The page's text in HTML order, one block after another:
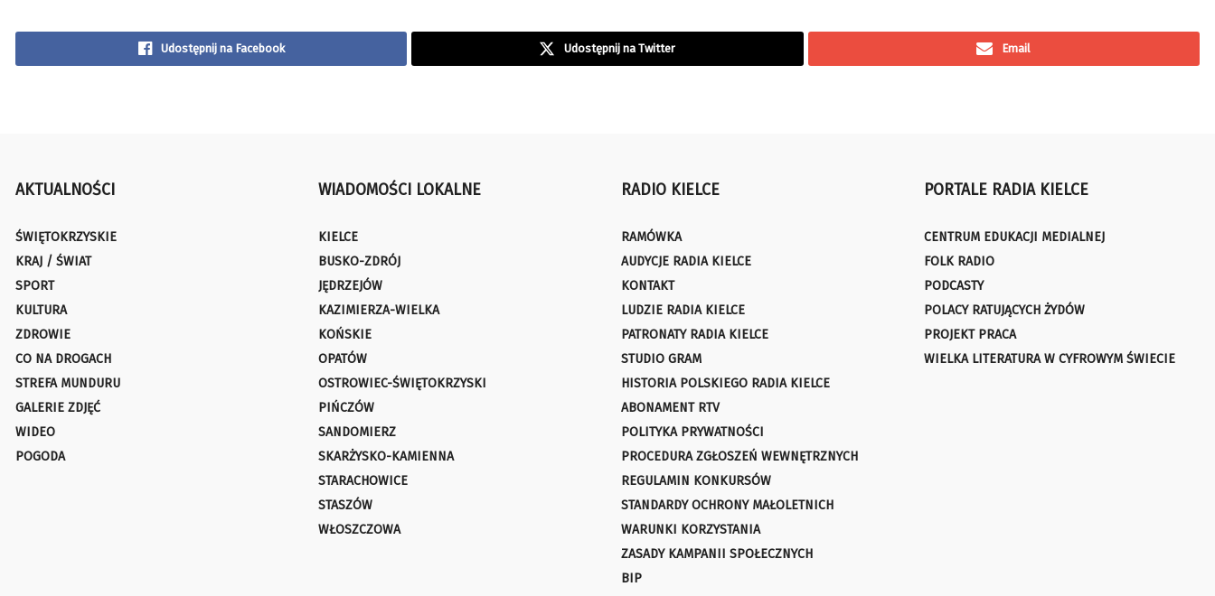
Udostępnij na Facebook Udostępnij na Twitter Email
AKTUALNOŚCI
ŚWIĘTOKRZYSKIE
KRAJ / ŚWIAT
SPORT
KULTURA
ZDROWIE
CO NA DROGACH
STREFA MUNDURU
GALERIE ZDJĘĆ
WIDEO
POGODA
WIADOMOŚCI LOKALNE
KIELCE
BUSKO-ZDRÓJ
JĘDRZEJÓW
KAZIMIERZA-WIELKA
KOŃSKIE
OPATÓW
OSTROWIEC-ŚWIĘTOKRZYSKI
PIŃCZÓW
SANDOMIERZ
SKARŻYSKO-KAMIENNA
STARACHOWICE
STASZÓW
WŁOSZCZOWA
RADIO KIELCE
RAMÓWKA
AUDYCJE RADIA KIELCE
KONTAKT
LUDZIE RADIA KIELCE
PATRONATY RADIA KIELCE
STUDIO GRAM
HISTORIA POLSKIEGO RADIA KIELCE
ABONAMENT RTV
POLITYKA PRYWATNOŚCI
PROCEDURA ZGŁOSZEŃ WEWNĘTRZNYCH
REGULAMIN KONKURSÓW
STANDARDY OCHRONY MAŁOLETNICH
WARUNKI KORZYSTANIA
ZASADY KAMPANII SPOŁECZNYCH
BIP
PORTALE RADIA KIELCE
CENTRUM EDUKACJI MEDIALNEJ
FOLK RADIO
PODCASTY
POLACY RATUJĄCYCH ŻYDÓW
PROJEKT PRACA
WIELKA LITERATURA W CYFROWYM ŚWIECIE